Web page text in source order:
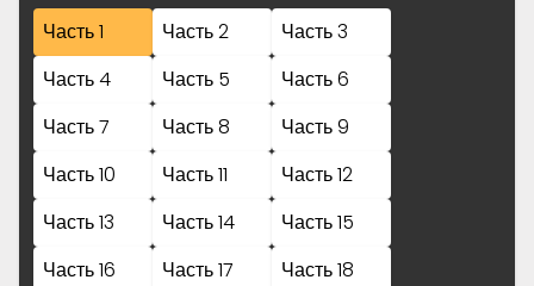
Часть 1 Часть 2
Часть 3
Часть 4
Часть 5
Часть 6
Часть 7
Часть 8
Часть 9
Часть 10
Часть 11
Часть 12
Часть 13
Часть 14
Часть 15
Часть 16
Часть 17
Часть 18